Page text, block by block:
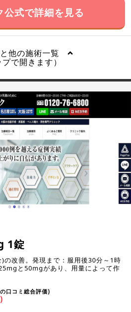
公式で詳細を見る
他の施術一覧
プで開きます）
1錠
の改善。発現まで：服用後30分～1時
と50mgがあり、用量によって作
口コミ総合評価)